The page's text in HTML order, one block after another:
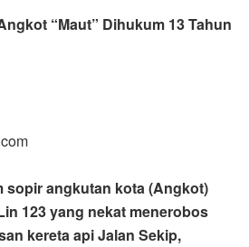
“Maut” Dihukum 13 Tahun
sopir angkutan kota (Angkot)
123 yang nekat menerobos
kereta api Jalan Sekip,